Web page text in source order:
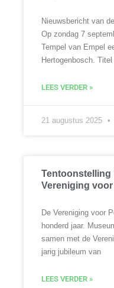
Nieuwsbericht van
Op zondag 7
Tempel van Empel
Hertogenbosch. Titel
LEES VERDER »
21 augustus 2025
Tentoonstelling
Vereniging
De Vereniging voor
honderd jaar.
samen met de
jarig jubileum van
LEES VERDER »